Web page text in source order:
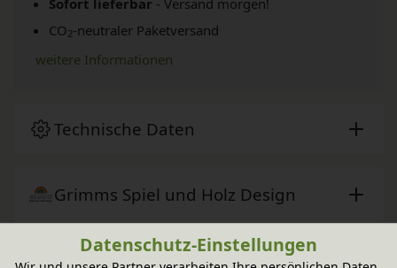
Sofort lieferbar - Versand morgen!
CO2-neutraler Paketversand
weitere Informationen
Technische Daten
Grimms Spiel und Holz Design
Zubehör
Datenschutz-Einstellungen